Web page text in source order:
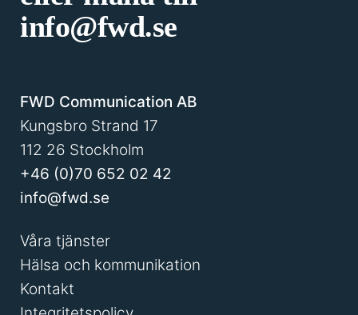
info@fwd.se
FWD Communication AB
Kungsbro Strand 17
112 26 Stockholm
+46 (0)70 652 02 42
info@fwd.se
Våra tjänster
Hälsa och kommunikation
Kontakt